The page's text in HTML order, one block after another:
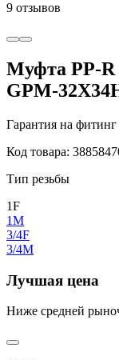
9 отзывов
Муфта PP-R
GPM-
Гарантия на фитинг
Код товара:
Тип резьбы
1F
1M
3/4F
3/4M
Лучшая цена
Ниже средней